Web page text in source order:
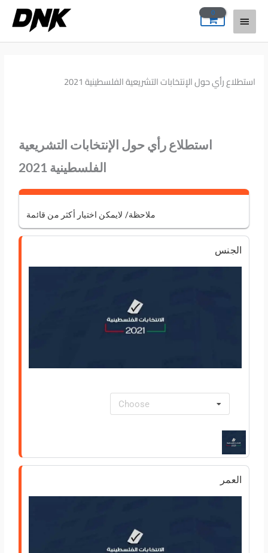
المحتوى
القائمة
الرئيسية
استطلاع رأي حول الإنتخابات التشريعية الفلسطينية 2021
استطلاع رأي حول الإنتخابات التشريعية
الفلسطينية 2021
ملاحظة/ لايمكن اختيار أكثر من قائمة
الجنس
Choose
العمر